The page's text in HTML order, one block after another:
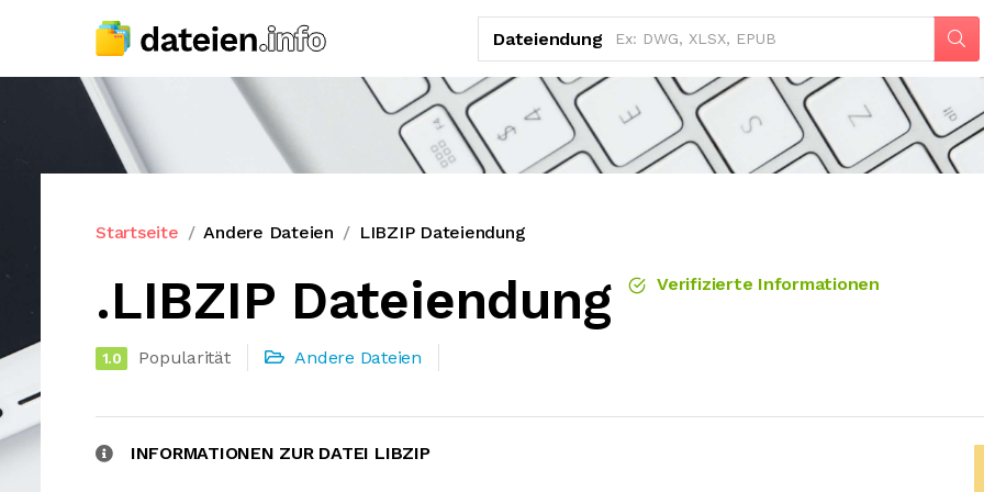
Dateiendung
Startseite Andere Dateien LIBZIP Dateiendung
.LIBZIP Dateiendung Verifizierte Informationen
1.0 Popularität Andere Dateien
INFORMATIONEN ZUR DATEI LIBZIP